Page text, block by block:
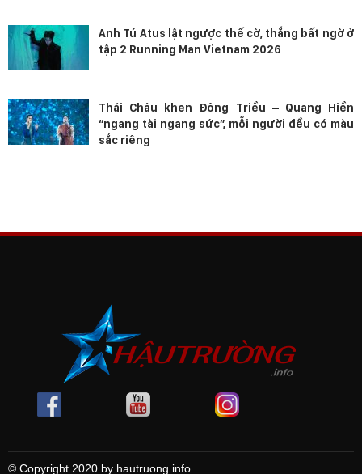
Anh Tú Atus lật ngược thế cờ, thắng bất ngờ ở
tập 2 Running Man Vietnam 2026
Thái Châu khen Đông Triều – Quang Hiền
“ngang tài ngang sức”, mỗi người đều có màu
sắc riêng
© Copyright 2020 by hautruong.info